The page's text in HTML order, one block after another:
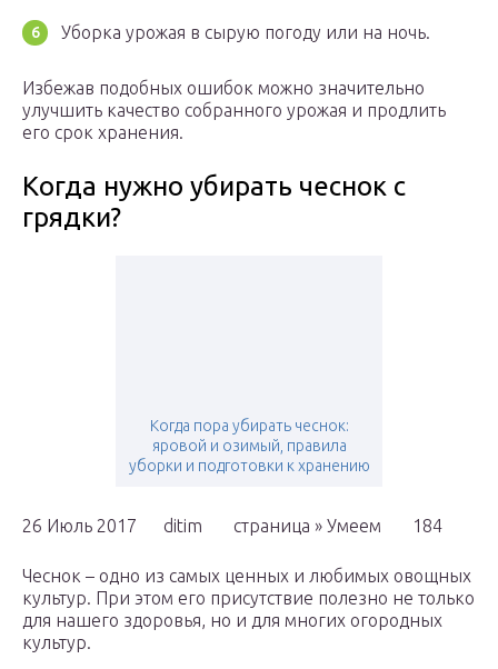
Уборка урожая в сырую погоду или на ночь.
Избежав подобных ошибок можно значительно
улучшить качество собранного урожая и продлить
его срок хранения.
Когда нужно убирать чеснок с
грядки?
Когда пора убирать чеснок:
яровой и озимый, правила
уборки и подготовки к хранению
26 Июль 2017 ditim страница » Умеем 184
Чеснок – одно из самых ценных и любимых овощных
культур. При этом его присутствие полезно не только
для нашего здоровья, но и для многих огородных
культур.